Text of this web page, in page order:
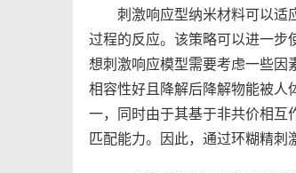
刺激响应型纳米材料可以适
过程的反应。该策略可以进一步
想刺激响应模型需要考虑一些因
相容性好且降解后降解物能被人
一，同时由于其基于非共价相互
匹配能力。因此，通过环糊精刺